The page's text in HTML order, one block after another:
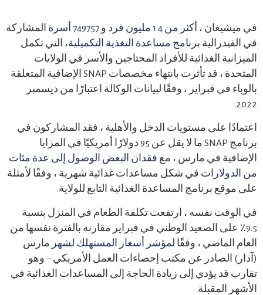
في ميشيغان ، أكثر من 1.4 مليون فرد و 749757 أسرة
المشاركة
في الفيدرالية برنامج مساعدة التغذية التكميلية،
التي تكمل
الميزانية الغذائية للأفراد المحتاجين والأسر في الولايات
المتحدة ، قد تأثرت بانتهاء مخصصات SNAP الإضافية المتعلقة
بالوباء في فبراير ، وفقًا لبيانات الوكالة اعتبارًا من ديسمبر
2022.
اعتمادًا على مستويات الدخل والأهلية ، فقد المشاركون في
برنامج SNAP ما لا يقل عن 95 دولارًا أمريكيًا في المزايا
الإضافية في مارس ، مع فقدان البعض الوصول إلى عدة مئات
من الدولارات في شكل مساعدات غذائية شهرية ، وفقًا لأمثلة
على موقع برنامج المساعدة الغذائية التابع للولاية.
في الوقت نفسه ، ارتفعت تكلفة الطعام في المنزل بنسبة
9.5٪ على الصعيد الوطني في فبراير مقارنة بالفترة نفسها من
العام الماضي ، وفقًا لمؤشر أسعار المستهلك لشهر مارس
(آذار) الصادر عن مكتب إحصاءات العمل الأمريكي – وهو
تقارب قد يؤدي إلى زيادة الحاجة إلى المساعدات الغذائية في
الأشهر المقبلة.